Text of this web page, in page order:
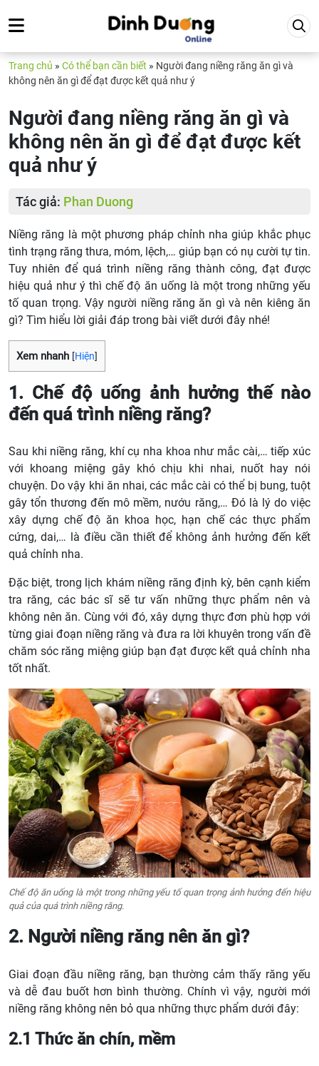
Trang chủ » Có thể bạn cần biết » Người đang niềng răng ăn gì và
không nên ăn gì để đạt được kết quả như ý
Người đang niềng răng ăn gì và
không nên ăn gì để đạt được kết
quả như ý
Tác giả: Phan Duong
Niềng răng là một phương pháp chỉnh nha giúp khắc phục
tình trạng răng thưa, móm, lệch,… giúp bạn có nụ cười tự tin.
Tuy nhiên để quá trình niềng răng thành công, đạt được
hiệu quả như ý thì chế độ ăn uống là một trong những yếu
tố quan trọng. Vậy người niềng răng ăn gì và nên kiêng ăn
gì? Tìm hiểu lời giải đáp trong bài viết dưới đây nhé!
Xem nhanh [Hiện]
1. Chế độ uống ảnh hưởng thế nào
đến quá trình niềng răng?
Sau khi niềng răng, khí cụ nha khoa như mắc cài,… tiếp xúc
với khoang miệng gây khó chịu khi nhai, nuốt hay nói
chuyện. Do vậy khi ăn nhai, các mắc cài có thể bị bung, tuột
gây tổn thương đến mô mềm, nướu răng,… Đó là lý do việc
xây dựng chế độ ăn khoa học, hạn chế các thực phẩm
cứng, dai,… là điều cần thiết để không ảnh hưởng đến kết
quả chỉnh nha.
Đặc biệt, trong lịch khám niềng răng định kỳ, bên cạnh kiểm
tra răng, các bác sĩ sẽ tư vấn những thực phẩm nên và
không nên ăn. Cùng với đó, xây dựng thực đơn phù hợp với
từng giai đoạn niềng răng và đưa ra lời khuyên trong vấn đề
chăm sóc răng miệng giúp bạn đạt được kết quả chỉnh nha
tốt nhất.
Chế độ ăn uống là một trong những yếu tố quan trọng ảnh hưởng đến hiệu
quả của quá trình niềng răng.
2. Người niềng răng nên ăn gì?
Giai đoạn đầu niềng răng, bạn thường cảm thấy răng yếu
và dễ đau buốt hơn bình thường. Chính vì vậy, người mới
niềng răng không nên bỏ qua những thực phẩm dưới đây:
2.1 Thức ăn chín, mềm